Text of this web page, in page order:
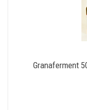
Granaferment